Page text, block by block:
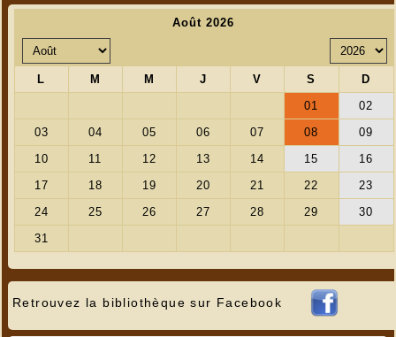
Retrouvez la bibliothèque sur Facebook